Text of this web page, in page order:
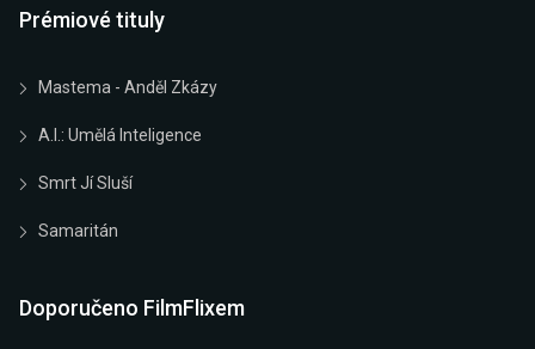
Prémiové tituly
Mastema - Anděl Zkázy
A.I.: Umělá Inteligence
Smrt Jí Sluší
Samaritán
Doporučeno FilmFlixem